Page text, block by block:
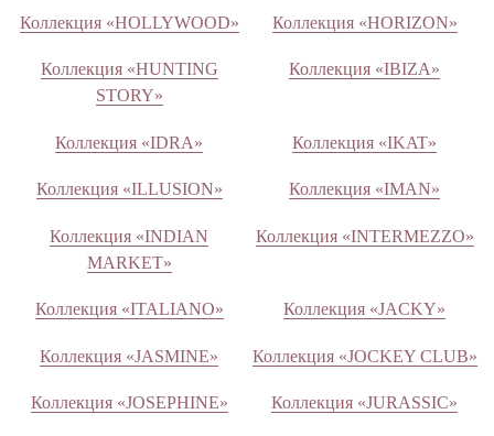
Коллекция «HOLLYWOOD» Коллекция «HORIZON»
Коллекция «HUNTING
STORY»
Коллекция «IBIZA»
Коллекция «IDRA» Коллекция «IKAT»
Коллекция «ILLUSION» Коллекция «IMAN»
Коллекция «INDIAN
MARKET»
Коллекция «INTERMEZZO»
Коллекция «ITALIANO» Коллекция «JACKY»
Коллекция «JASMINE» Коллекция «JOCKEY CLUB»
Коллекция «JOSEPHINE» Коллекция «JURASSIC»